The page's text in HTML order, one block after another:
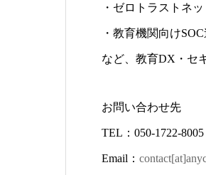
・ゼロトラストネ
・教育機関向け
など、教育DX・セ
お問い合わせ先
TEL：050-1722-8005
Email：